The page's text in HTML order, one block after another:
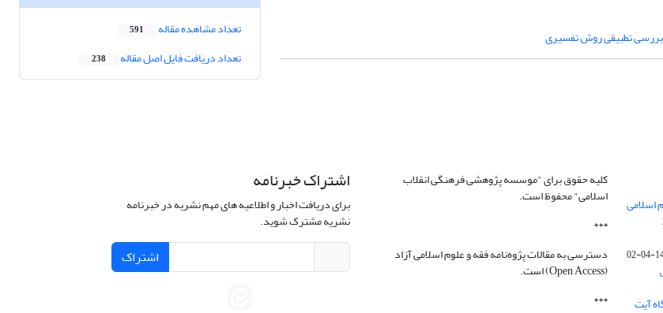
بررسی تطبیقی روش تفسیری تعداد مشاهده مقاله 591
تعداد دریافت فایل اصل مقاله 238
اسلامی
آیت
کلیه حقوق برای "موسسه پژوهشی فرهنگی انقلاب
اسلامی" محفوظ است.
***
دسترسی به مقالات پژوه‌نامه فقه و علوم اسلامی آزاد
(Open Access) است.
***
اشتراک خبرنامه
برای دریافت اخبار و اطلاعیه های مهم نشریه در خبرنامه
نشریه مشترک شوید.
اشتراک